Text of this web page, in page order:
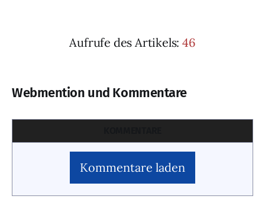
Aufrufe des Artikels: 46
Webmention und Kommentare
Kommentare laden